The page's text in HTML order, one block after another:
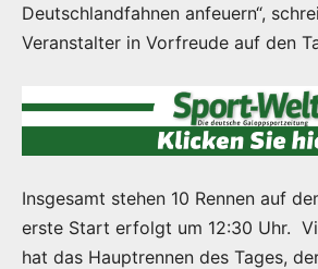
Deutschlandfahnen anfeuern“,
Veranstalter in Vorfreude auf den
Insgesamt stehen 10 Rennen auf
erste Start erfolgt um 12:30 Uhr.
hat das Hauptrennen des Tages,